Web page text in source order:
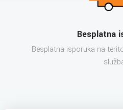
Besplatna
Besplatna isporuka na